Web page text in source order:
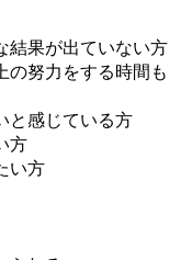
結果が出ていない方
の努力をする時間も
と感じている方
方
い方